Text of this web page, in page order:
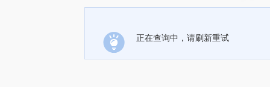
正在查询中，请刷新重试